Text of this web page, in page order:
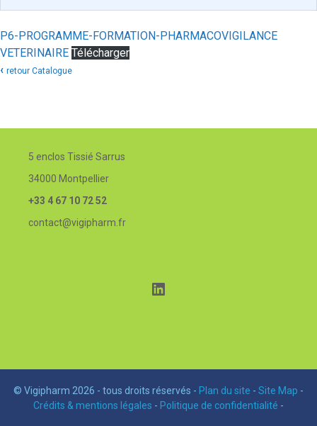
P6-PROGRAMME-FORMATION-PHARMACOVIGILANCE
VETERINAIRE Télécharger
‹ retour Catalogue
5 enclos Tissié Sarrus
34000 Montpellier
+33 4 67 10 72 52
contact@vigipharm.fr
LinkedIn
© Vigipharm 2026 - tous droits réservés - Plan du site - Site Map -
Crédits & mentions légales - Politique de confidentialité -